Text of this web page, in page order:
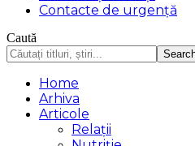
Contacte de urgență
Caută
Home
Arhiva
Articole
Relații